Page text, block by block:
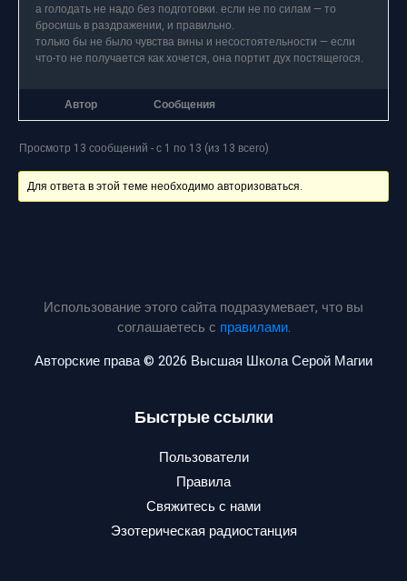
а голодать не надо без подготовки. если не по силам — то
бросишь в раздражении, и правильно.
только бы не было чувства вины и несостоятельности — если
что-то не получается как хочется, она портит дух постящегося.
Автор Сообщения
Просмотр 13 сообщений - с 1 по 13 (из 13 всего)
Для ответа в этой теме необходимо авторизоваться.
Использование этого сайта подразумевает, что вы
соглашаетесь с правилами.
Авторские права © 2026 Высшая Школа Серой Магии
Быстрые ссылки
Пользователи
Правила
Свяжитесь с нами
Эзотерическая радиостанция